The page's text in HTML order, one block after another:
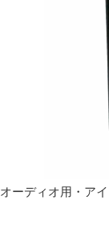
オーディオ用・ア